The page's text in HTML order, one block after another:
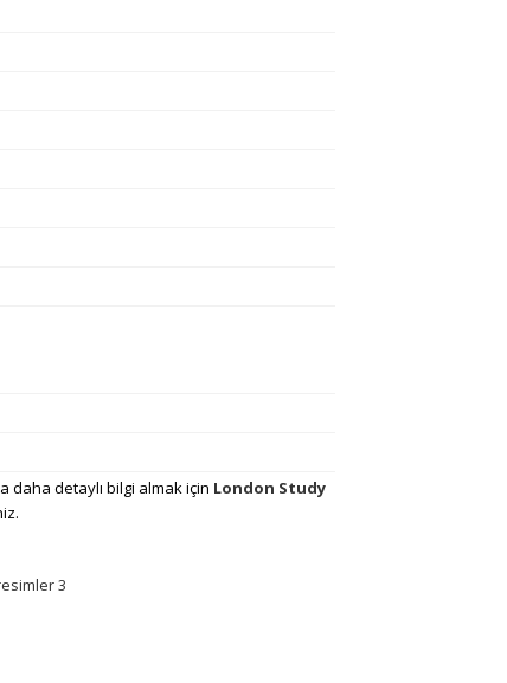
daha detaylı bilgi almak için London Study